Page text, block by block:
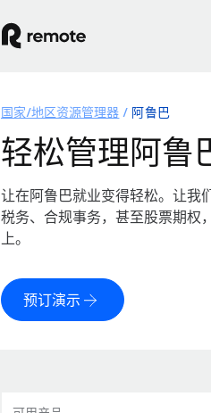
国家/地区资源管理器 阿鲁巴
轻松管理阿鲁
让在阿鲁巴就业变得轻松。让我
税务、合规事务，甚至股票期权
上。
预订演示